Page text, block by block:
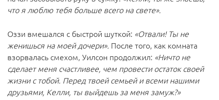
что я люблю тебя больше всего на свете».
Оззи вмешался с быстрой шуткой: «Отвали! Ты не
женишься на моей дочери». После того, как комната
взорвалась смехом, Уилсон продолжил: «Ничто не
сделает меня счастливее, чем провести остаток своей
жизни с тобой. Перед твоей семьей и всеми нашими
друзьями, Келли, ты выйдешь за меня замуж?»